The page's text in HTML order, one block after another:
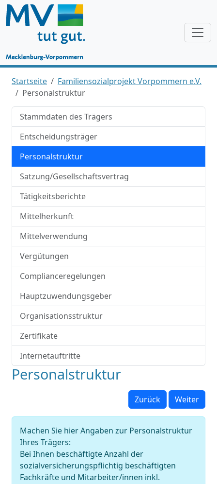
Startseite
Familiensozialprojekt Vorpommern e.V.
Personalstruktur
Stammdaten des Trägers
Entscheidungsträger
Personalstruktur
Satzung/Gesellschaftsvertrag
Tätigkeitsberichte
Mittelherkunft
Mittelverwendung
Vergütungen
Complianceregelungen
Hauptzuwendungsgeber
Organisationsstruktur
Zertifikate
Internetauftritte
Personalstruktur
Zurück Weiter
Machen Sie hier Angaben zur Personalstruktur
Ihres Trägers:
Bei Ihnen beschäftigte Anzahl der
sozialversicherungspflichtig beschäftigten
Fachkräfte und Mitarbeiter/innen inkl.